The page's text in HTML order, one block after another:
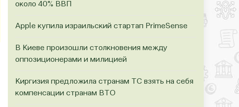
около 40% ВВП
Apple купила израильский стартап PrimeSense
В Киеве произошли столкновения между
оппозиционерами и милицией
Киргизия предложила странам ТС взять на себя
компенсации странам ВТО